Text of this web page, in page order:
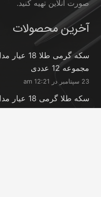
صورت آنلاین تهیه کنید.
آخرین محصولات
مجموعه 12 عددی
23 سپتامبر در 12:21 am
مجموعه 18 عددی